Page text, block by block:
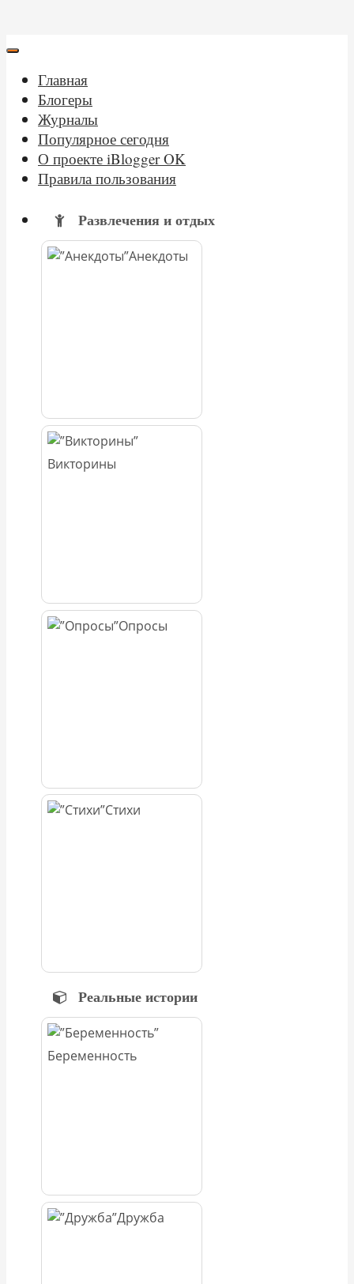
Главная
Блогеры
Журналы
Популярное сегодня
О проекте iBlogger OK
Правила пользования
Развлечения и отдых
Анекдоты
Викторины
Опросы
Стихи
Реальные истории
Беременность
Дружба